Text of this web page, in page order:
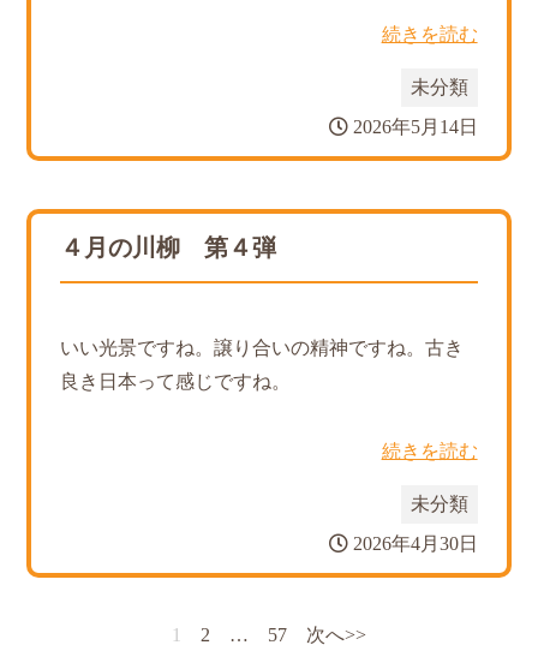
続きを読む
未分類
2026年5月14日
４月の川柳 第４弾
いい光景ですね。譲り合いの精神ですね。古き
良き日本って感じですね。
続きを読む
未分類
2026年4月30日
1 2 … 57 次へ>>